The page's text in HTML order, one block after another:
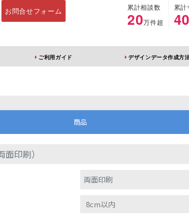
お問合せフォーム 累計相談数
20万件超
累
ご利用ガイド デザインデータ作成方
アクリルスタンド 片
面印刷 無地台座
商品
印刷）
両面印刷